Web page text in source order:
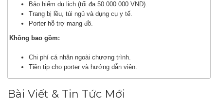
Bảo hiểm du lịch (tối đa 50.000.000 VND).
Trang bị lều, túi ngủ và dụng cụ y tế.
Porter hỗ trợ mang đồ.
Không bao gồm:
Chi phí cá nhân ngoài chương trình.
Tiền tip cho porter và hướng dẫn viên.
Bài Viết & Tin Tức Mới